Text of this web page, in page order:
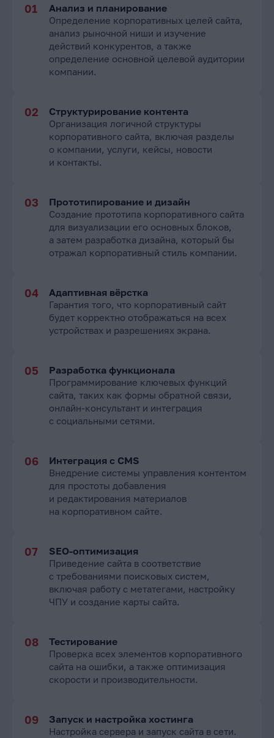
Анализ и планирование
Определение корпоративных целей сайта,
анализ рыночной ниши и изучение
действий конкурентов, а также
определение основной целевой аудитории
компании.
Структурирование контента
Организация логичной структуры
корпоративного сайта, включая разделы
о компании, услуги, кейсы, новости
и контакты.
Прототипирование и дизайн
Создание прототипа корпоративного сайта
для визуализации его основных блоков,
а затем разработка дизайна, который бы
отражал корпоративный стиль компании.
Адаптивная вёрстка
Гарантия того, что корпоративный сайт
будет корректно отображаться на всех
устройствах и разрешениях экрана.
Разработка функционала
Программирование ключевых функций
сайта, таких как формы обратной связи,
онлайн-консультант и интеграция
с социальными сетями.
Интеграция с CMS
Внедрение системы управления контентом
для простоты добавления
и редактирования материалов
на корпоративном сайте.
SEO-оптимизация
Приведение сайта в соответствие
с требованиями поисковых систем,
включая работу с метатегами, настройку
ЧПУ и создание карты сайта.
Тестирование
Проверка всех элементов корпоративного
сайта на ошибки, а также оптимизация
скорости и производительности.
Запуск и настройка хостинга
Настройка сервера и запуск сайта в сети.